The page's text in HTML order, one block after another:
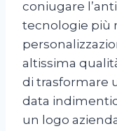
coniugare
tecnologie più
altissima
di trasformare
data
un logo